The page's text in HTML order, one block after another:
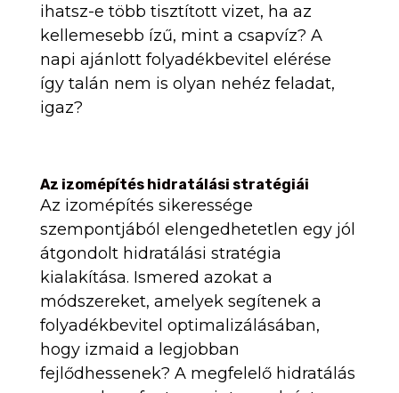
ihatsz-e több tisztított vizet, ha az
kellemesebb ízű, mint a csapvíz? A
napi ajánlott folyadékbevitel elérése
így talán nem is olyan nehéz feladat,
igaz?
Az izomépítés hidratálási stratégiái
Az izomépítés sikeressége
szempontjából elengedhetetlen egy jól
átgondolt hidratálási stratégia
kialakítása. Ismered azokat a
módszereket, amelyek segítenek a
folyadékbevitel optimalizálásában,
hogy izmaid a legjobban
fejlődhessenek? A megfelelő hidratálás